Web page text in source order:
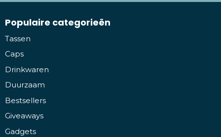
Populaire categorieën
Tassen
Caps
Drinkwaren
Duurzaam
Bestsellers
Giveaways
Gadgets